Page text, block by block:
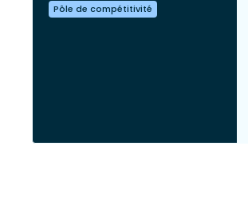
Pôle de compétitivité